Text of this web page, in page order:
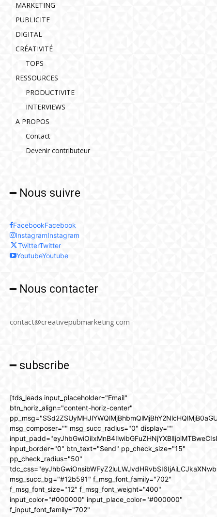
MARKETING
PUBLICITE
DIGITAL
CRÉATIVITÉ
TOPS
RESSOURCES
PRODUCTIVITE
INTERVIEWS
A PROPOS
Contact
Devenir contributeur
━ Nous suivre
FacebookFacebook
InstagramInstagram
TwitterTwitter
YoutubeYoutube
━ Nous contacter
contact@creativepubmarketing.com
━ subscribe
[tds_leads input_placeholder="Email"
btn_horiz_align="content-horiz-center"
msg_composer="" msg_succ_radius="0" display=""
input_border="0" btn_text="Send" pp_check_size="15"
pp_check_radius="50"
msg_succ_bg="#12b591" f_msg_font_family="702"
f_msg_font_size="12" f_msg_font_weight="400"
input_color="#000000" input_place_color="#000000"
f_input_font_family="702"